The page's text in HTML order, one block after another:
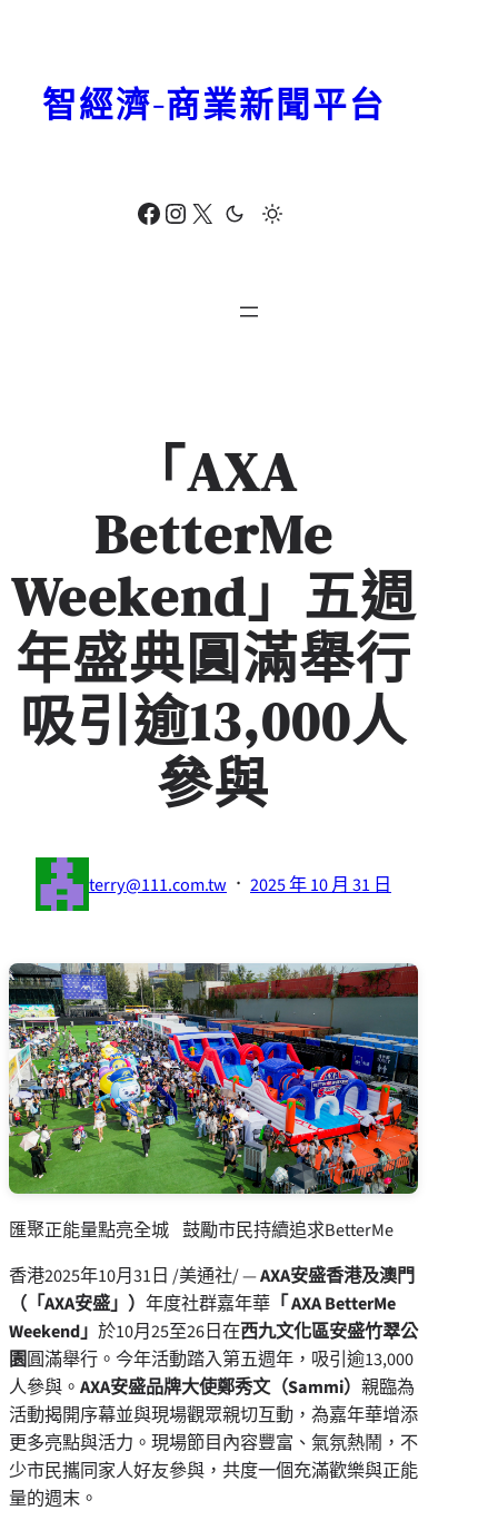
Facebook Instagram X
智經濟-商業新聞平台
「AXA
BetterMe
Weekend」五週
年盛典圓滿舉行
吸引逾13,000人
參與
terry@111.com.tw · 2025 年 10 月 31 日
匯聚正能量點亮全城 鼓勵市民持續追求BetterMe
香港2025年10月31日 /美通社/ —AXA安盛香港及澳門
（「AXA安盛」） 年度社群嘉年華 「AXA BetterMe
Weekend」 於10月25至26日在西九文化區安盛竹翠公
園圓滿舉行。今年活動踏入第五週年，吸引逾13,000
人參與。 AXA安盛品牌大使鄭秀文（Sammi） 親臨為
活動揭開序幕並與現場觀眾親切互動，為嘉年華增添
更多亮點與活力。現場節目內容豐富、氣氛熱鬧，不
少市民攜同家人好友參與，共度一個充滿歡樂與正能
量的週末。